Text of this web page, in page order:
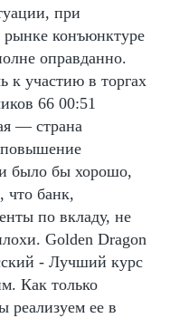
при
конъюнктуре
оправданно.
к участию в торгах
66 00:51
— страна
повышение
было бы хорошо,
что банк,
по вкладу, не
Golden Dragon
- Лучший курс
Как только
реализуем ее в